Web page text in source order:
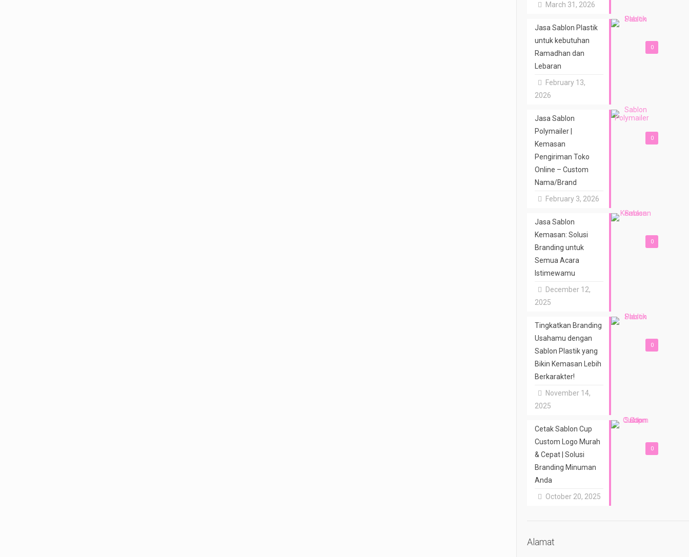
March 31, 2026
0
Jasa Sablon Plastik
untuk kebutuhan
Ramadhan dan
Lebaran
February 13,
2026
0
Jasa Sablon
Polymailer |
Kemasan
Pengiriman Toko
Online – Custom
Nama/Brand
February 3, 2026
0
Jasa Sablon
Kemasan: Solusi
Branding untuk
Semua Acara
Istimewamu
December 12,
2025
0
Tingkatkan Branding
Usahamu dengan
Sablon Plastik yang
Bikin Kemasan Lebih
Berkarakter!
November 14,
2025
0
Cetak Sablon Cup
Custom Logo Murah
& Cepat | Solusi
Branding Minuman
Anda
October 20, 2025
Alamat